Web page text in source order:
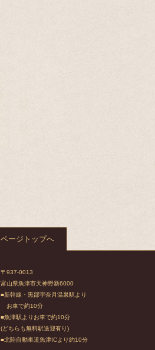
ページトップへ
〒937-0013
富山県魚津市天神野新6000
■新幹線・黒部宇奈月温泉駅より
お車で約10分
■魚津駅よりお車で約10分
(どちらも無料駅送迎有り)
■北陸自動車道魚津ICより約10分